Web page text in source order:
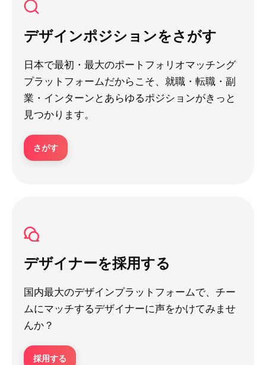
デザインポジションをさがす
日本で最初・最大のポートフォリオマッチング
プラットフォームだからこそ、就職・転職・副
業・インターンとあらゆるポジションがきっと
見つかります。
さがす
デザイナーを採用する
国内最大のデザインプラットフォームで、チー
ムにマッチするデザイナーに声をかけてみませ
んか？
採用する